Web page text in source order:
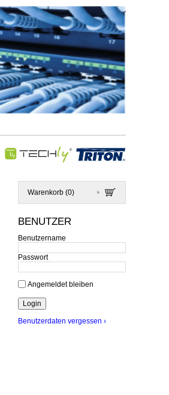
Warenkorb (0)
BENUTZER
Benutzername
Passwort
Angemeldet bleiben
Benutzerdaten vergessen ›